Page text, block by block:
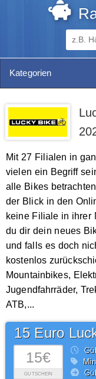
Kategorien
Mit 27 Filialen in
vielen ein Begriff
alle Bikes
der Blick in den
keine Filiale in ihrer
du dir dein neues
und falls es doch
kostenlos
Mountainbikes,
Jugendfahrräder,
ATB,...
15€
GUTSCHEIN
15 Euro